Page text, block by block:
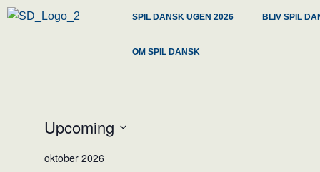
SPIL DANSK UGEN 2026 BLIV SPIL
OM SPIL DANSK
Upcoming
date.
oktober 2026